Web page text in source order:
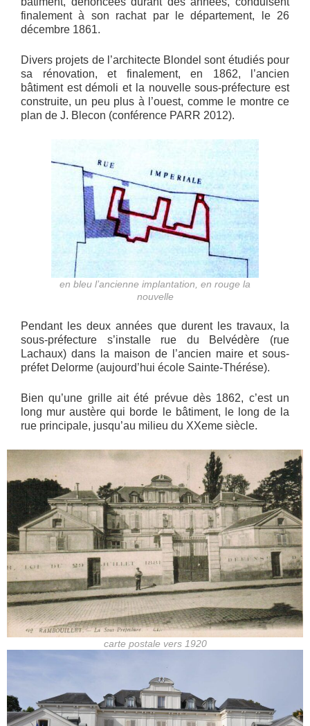
finalement à son rachat par le département, le 26
décembre 1861.
Divers projets de l’architecte Blondel sont étudiés pour
sa rénovation, et finalement, en 1862, l’ancien
bâtiment est démoli et la nouvelle sous-préfecture est
construite, un peu plus à l’ouest, comme le montre ce
plan de J. Blecon (conférence PARR 2012).
en bleu l’ancienne implantation, en rouge la
nouvelle
Pendant les deux années que durent les travaux, la
sous-préfecture s’installe rue du Belvédère (rue
Lachaux) dans la maison de l’ancien maire et sous-
préfet Delorme (aujourd’hui école Sainte-Thérése).
Bien qu’une grille ait été prévue dès 1862, c’est un
long mur austère qui borde le bâtiment, le long de la
rue principale, jusqu’au milieu du XXeme siècle.
carte postale vers 1920